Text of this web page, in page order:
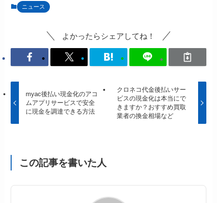
ニュース
よかったらシェアしてね！
myac後払い現金化のアコ
ムアプリサービスで安全
に現金を調達できる方法
クロネコ代金後払いサー
ビスの現金化は本当にで
きますか？おすすめ買取
業者の換金相場など
この記事を書いた人